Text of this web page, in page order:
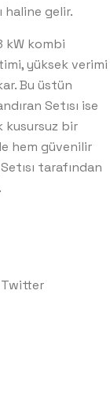
haline gelir.
kW kombi
yüksek verimi
Bu üstün
Setısı ise
kusursuz bir
hem güvenilir
tarafından
Twitter